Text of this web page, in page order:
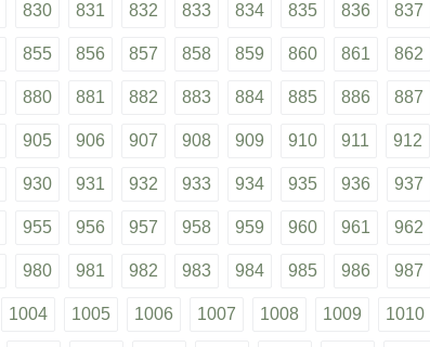
830 831 832 833 834 835 836 837
855 856 857 858 859 860 861 862
880 881 882 883 884 885 886 887
905 906 907 908 909 910 911 912
930 931 932 933 934 935 936 937
955 956 957 958 959 960 961 962
980 981 982 983 984 985 986 987
1004 1005 1006 1007 1008 1009 1010